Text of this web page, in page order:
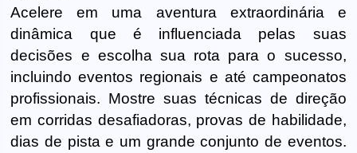
Acelere em uma aventura extraordinária e
dinâmica que é influenciada pelas suas
decisões e escolha sua rota para o sucesso,
incluindo eventos regionais e até campeonatos
profissionais. Mostre suas técnicas de direção
em corridas desafiadoras, provas de habilidade,
dias de pista e um grande conjunto de eventos.